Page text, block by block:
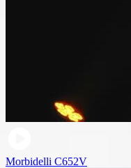
Morbidelli C652V